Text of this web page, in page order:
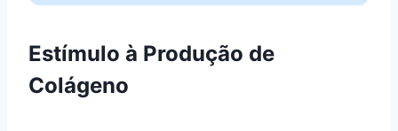
Estímulo à Produção de
Colágeno